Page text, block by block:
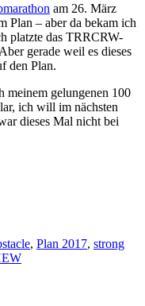
am 26. März
Plan – aber da bekam ich
platzte das TRRCRW-
gerade weil es dieses
den Plan.
meinem gelungenen 100
ich will im nächsten
dieses Mal nicht bei
, Plan 2017, strong